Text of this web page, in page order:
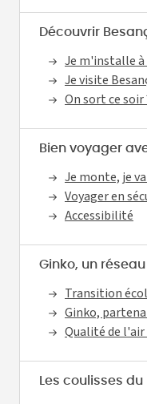
Découvrir
Je m'installe à
Je visite
On sort ce soir
Bien voyager
Je monte, je
Voyager en
Accessibilité
Ginko, un
Transition
Ginko,
Qualité de
Les coulisses